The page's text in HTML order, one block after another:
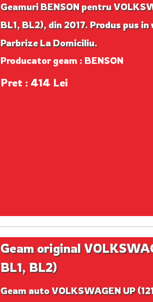
Geamuri BENSON pentru
BL1, BL2), din 2017. Produs pus
Parbrize La Domiciliu.
Producator geam : BENSON
Pret : 414 Lei
Geam original
BL1, BL2)
Geam auto VOLKSWAGEN UP